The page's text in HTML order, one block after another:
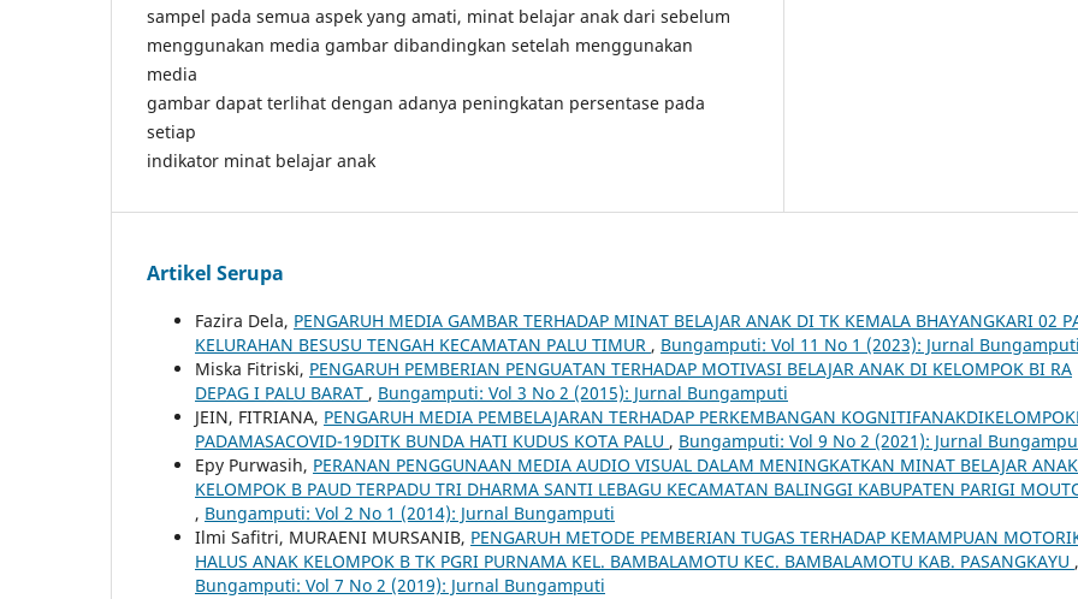
sampel pada semua aspek yang amati, minat belajar anak dari sebelum
menggunakan media gambar dibandingkan setelah menggunakan
media
gambar dapat terlihat dengan adanya peningkatan persentase pada
setiap
indikator minat belajar anak
Artikel Serupa
Fazira Dela, PENGARUH MEDIA GAMBAR TERHADAP MINAT BELAJAR ANAK DI TK KEMALA BHAYANGKARI 02
KELURAHAN BESUSU TENGAH KECAMATAN PALU TIMUR , Bungamputi: Vol 11 No 1 (2023): Jurnal Bungamputi
Miska Fitriski, PENGARUH PEMBERIAN PENGUATAN TERHADAP MOTIVASI BELAJAR ANAK DI KELOMPOK BI RA
DEPAG I PALU BARAT , Bungamputi: Vol 3 No 2 (2015): Jurnal Bungamputi
JEIN, FITRIANA, PENGARUH MEDIA PEMBELAJARAN TERHADAP PERKEMBANGAN
PADAMASACOVID-19DITK BUNDA HATI KUDUS KOTA PALU , Bungamputi: Vol 9 No 2 (2021): Jurnal
Epy Purwasih, PERANAN PENGGUNAAN MEDIA AUDIO VISUAL DALAM MENINGKATKAN MINAT BELAJAR
KELOMPOK B PAUD TERPADU TRI DHARMA SANTI LEBAGU KECAMATAN BALINGGI KABUPATEN PARIGI
, Bungamputi: Vol 2 No 1 (2014): Jurnal Bungamputi
Ilmi Safitri, MURAENI MURSANIB, PENGARUH METODE PEMBERIAN TUGAS TERHADAP KEMAMPUAN
HALUS ANAK KELOMPOK B TK PGRI PURNAMA KEL. BAMBALAMOTU KEC. BAMBALAMOTU KAB. PASANGKAYU ,
Bungamputi: Vol 7 No 2 (2019): Jurnal Bungamputi